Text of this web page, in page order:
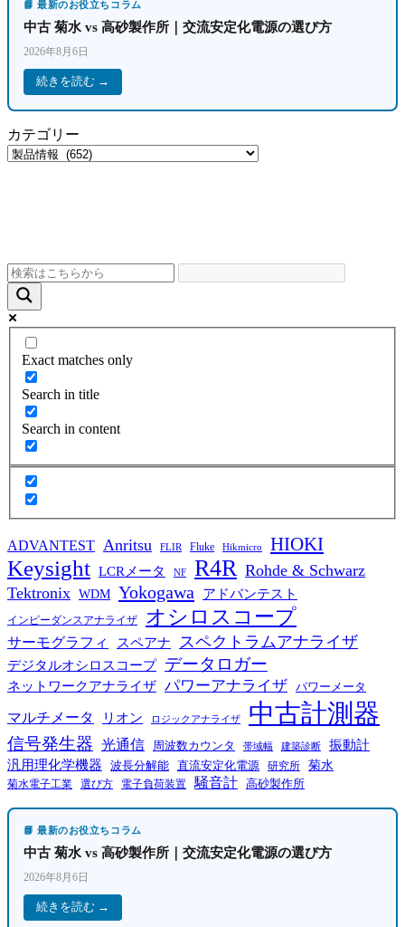
📘 最新のお役立ちコラム
中古 菊水 vs 高砂製作所｜交流安定化電源の選び方
2026年8月6日
続きを読む →
カテゴリー
Exact matches only
Search in title
Search in content
ADVANTEST Anritsu FLIR Fluke Hikmicro HIOKI
Keysight LCRメータ NF R4R Rohde & Schwarz
Tektronix WDM Yokogawa アドバンテスト
インピーダンスアナライザ オシロスコープ
サーモグラフィ スペアナ スペクトラムアナライザ
デジタルオシロスコープ データロガー
ネットワークアナライザ パワーアナライザ パワーメータ
マルチメータ リオン ロジックアナライザ 中古計測器
信号発生器 光通信 周波数カウンタ 帯域幅 建築診断
振動計
汎用理化学機器
波長分解能 直流安定化電源 研究所 菊水
菊水電子工業 選び方 電子負荷装置 騒音計 高砂製作所
📘 最新のお役立ちコラム
中古 菊水 vs 高砂製作所｜交流安定化電源の選び方
2026年8月6日
続きを読む →